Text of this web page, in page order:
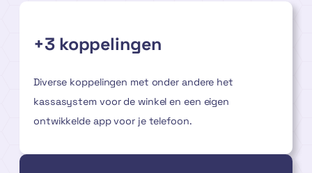
+3 koppelingen
Diverse koppelingen met onder andere het
kassasystem voor de winkel en een eigen
ontwikkelde app voor je telefoon.